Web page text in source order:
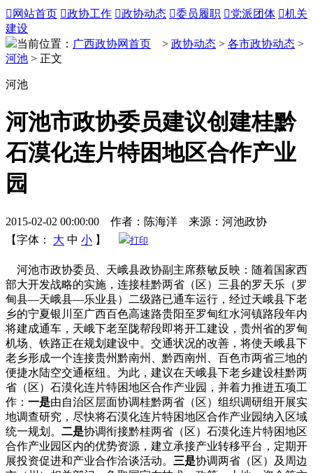
 网站首页 政协工作 政协动态 委员履职 党派团体 机关
建设
当前位置： 广西政协网首页 > 政协动态 > 各市政协动态 >
河池 > 正文
河池
河池市政协委员建议创建桂黔
石漠化连片特困地区合作产业
园
2015-02-02 00:00:00 作者：陈海洋 来源：河池政协
【字体：
大 中 小 】 打印
河池市政协委员、天峨县政协副主席蔡敏反映：随着国家西
部大开发战略的实施，连接桂黔两省（区）三县的罗天乐（罗
甸县—天峨县—乐业县）二级路已通车运行，经过天峨县下老
乡的宁夏银川至广西百色高速路贵阳至罗甸红水河镇路段年内
将建成通车，天峨下老至陇帮段即将开工建设，贵州省的罗甸
机场、铁路正在规划建设中。交通状况的改善，将使天峨县下
老乡形成一个连接贵州黔南州、黔西南州、百色市两省三地的
便捷水陆空交通枢纽。为此，建议在天峨县下老乡建设桂黔两
省（区）石漠化连片特困地区合作产业园，并着力推进五项工
作： 一是由自治区层面协调桂黔两省（区）组织调研组开展实
地调查研究，尽快将石漠化连片特困地区合作产业园纳入区域
统一规划。 二是协调衔接黔桂两省（区）石漠化连片特困地区
合作产业园区内的优势资源，建立承接产业转移平台，定期开
展投资促进和产业合作洽谈活动。 三是协调两省（区）及周边